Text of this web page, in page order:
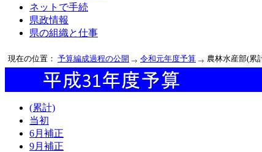
ネットで手続
県政情報
県の組織と仕事
現在の位置： 予算編成過程の公開 令和元年度予算 農林水産部(累
(累計)
当初
6月補正
9月補正